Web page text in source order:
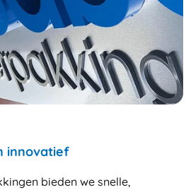
innovatief
bieden we snelle,